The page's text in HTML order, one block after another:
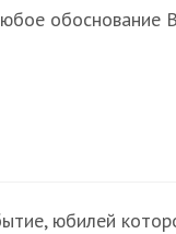
обоснование
юбилей